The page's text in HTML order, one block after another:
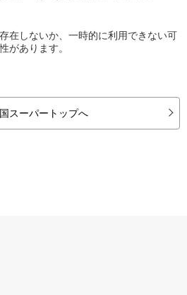
在しないか、一時的に利用できない可
があります。
スーパートップへ